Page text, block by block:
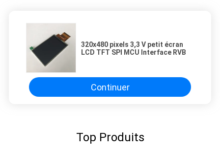
320x480 pixels 3,3 V petit écran
LCD TFT SPI MCU Interface RVB
Continuer
Top Produits